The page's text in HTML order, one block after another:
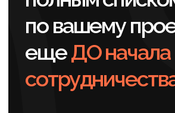
поставщика металлообрабатывающего
опираться на данные при принятии
решений по структуре каталога и
развитию посадочных страниц.
Параллельно мы выполнили детальную
проработку будущих посадочных и